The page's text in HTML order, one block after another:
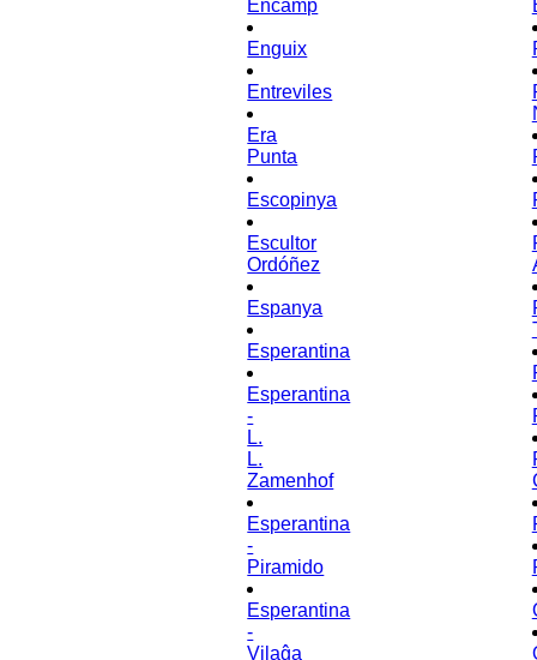
Encamp
Enguix
Entreviles
Era
Punta
Escopinya
Escultor
Ordóñez
Espanya
Esperantina
Esperantina
-
L.
L.
Zamenhof
Esperantina
-
Piramido
Esperantina
-
Vilaĝa